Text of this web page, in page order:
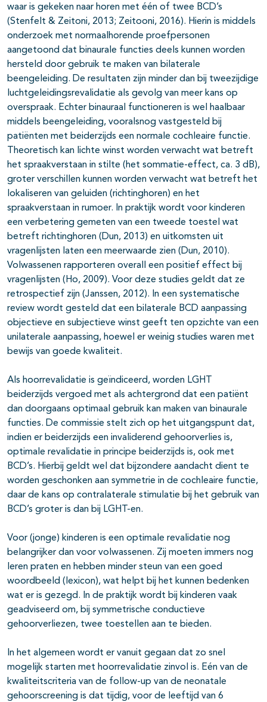
waar is gekeken naar horen met één of twee BCD’s
(Stenfelt & Zeitoni, 2013; Zeitooni, 2016). Hierin is middels
onderzoek met normaalhorende proefpersonen
aangetoond dat binaurale functies deels kunnen worden
hersteld door gebruik te maken van bilaterale
beengeleiding. De resultaten zijn minder dan bij tweezijdige
luchtgeleidingsrevalidatie als gevolg van meer kans op
overspraak. Echter binauraal functioneren is wel haalbaar
middels beengeleiding, vooralsnog vastgesteld bij
patiënten met beiderzijds een normale cochleaire functie.
Theoretisch kan lichte winst worden verwacht wat betreft
het spraakverstaan in stilte (het sommatie-effect, ca. 3 dB),
groter verschillen kunnen worden verwacht wat betreft het
lokaliseren van geluiden (richtinghoren) en het
spraakverstaan in rumoer. In praktijk wordt voor kinderen
een verbetering gemeten van een tweede toestel wat
betreft richtinghoren (Dun, 2013) en uitkomsten uit
vragenlijsten laten een meerwaarde zien (Dun, 2010).
Volwassenen rapporteren overall een positief effect bij
vragenlijsten (Ho, 2009). Voor deze studies geldt dat ze
retrospectief zijn (Janssen, 2012). In een systematische
review wordt gesteld dat een bilaterale BCD aanpassing
objectieve en subjectieve winst geeft ten opzichte van een
unilaterale aanpassing, hoewel er weinig studies waren met
bewijs van goede kwaliteit.
Als hoorrevalidatie is geïndiceerd, worden LGHT
beiderzijds vergoed met als achtergrond dat een patiënt
dan doorgaans optimaal gebruik kan maken van binaurale
functies. De commissie stelt zich op het uitgangspunt dat,
indien er beiderzijds een invaliderend gehoorverlies is,
optimale revalidatie in principe beiderzijds is, ook met
BCD’s. Hierbij geldt wel dat bijzondere aandacht dient te
worden geschonken aan symmetrie in de cochleaire functie,
daar de kans op contralaterale stimulatie bij het gebruik van
BCD’s groter is dan bij LGHT-en.
Voor (jonge) kinderen is een optimale revalidatie nog
belangrijker dan voor volwassenen. Zij moeten immers nog
leren praten en hebben minder steun van een goed
woordbeeld (lexicon), wat helpt bij het kunnen bedenken
wat er is gezegd. In de praktijk wordt bij kinderen vaak
geadviseerd om, bij symmetrische conductieve
gehoorverliezen, twee toestellen aan te bieden.
In het algemeen wordt er vanuit gegaan dat zo snel
mogelijk starten met hoorrevalidatie zinvol is. Eén van de
kwaliteitscriteria van de follow-up van de neonatale
gehoorscreening is dat tijdig, voor de leeftijd van 6